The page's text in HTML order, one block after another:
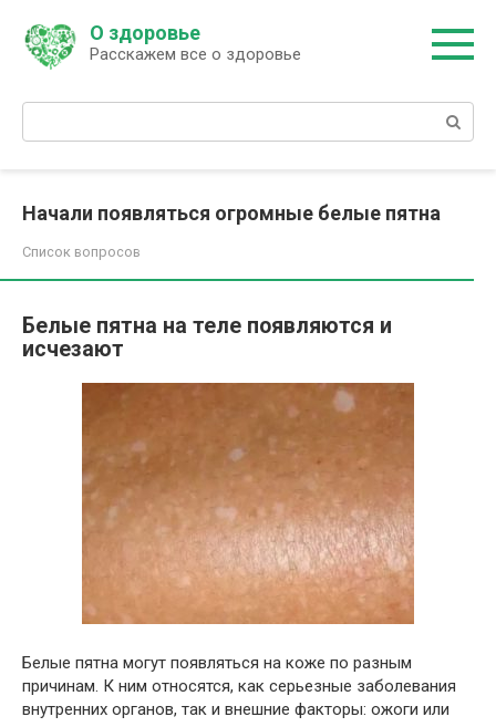
контенту
О здоровье
Расскажем все о здоровье
Поиск:
Начали появляться огромные белые пятна
Список вопросов
Белые пятна на теле появляются и
исчезают
Белые пятна могут появляться на коже по разным
причинам. К ним относятся, как серьезные заболевания
внутренних органов, так и внешние факторы: ожоги или